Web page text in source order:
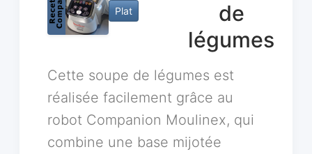
Plat
de
légumes
Cette soupe de légumes est
réalisée facilement grâce au
robot Companion Moulinex, qui
combine une base mijotée